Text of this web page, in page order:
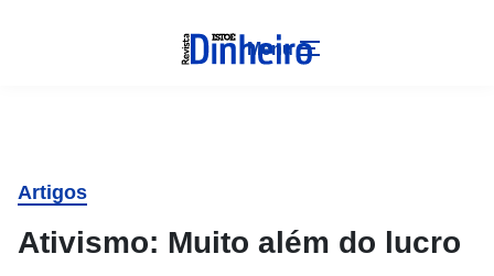
Menu
Artigos
Ativismo: Muito além do lucro